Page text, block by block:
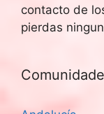
contacto de
pierdas